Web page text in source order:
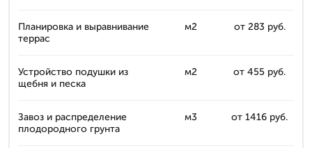
Планировка и выравнивание
террас
м2 от 283 руб.
Устройство подушки из
щебня и песка
м2 от 455 руб.
Завоз и распределение
плодородного грунта
м3 от 1416 руб.